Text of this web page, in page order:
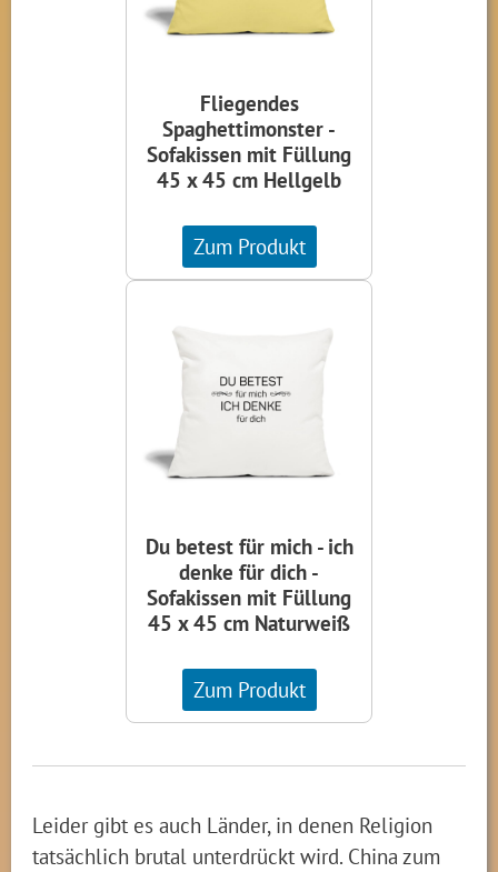
Fliegendes
Spaghettimonster -
Sofakissen mit Füllung
45 x 45 cm Hellgelb
Zum Produkt
Du betest für mich - ich
denke für dich -
Sofakissen mit Füllung
45 x 45 cm Naturweiß
Zum Produkt
Leider gibt es auch Länder, in denen Religion
tatsächlich brutal unterdrückt wird. China zum